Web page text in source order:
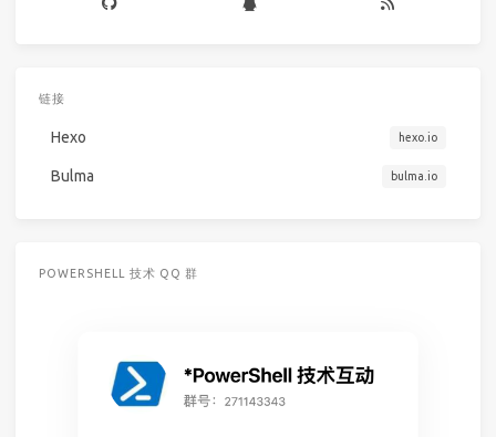
链接
Hexo hexo.io
Bulma bulma.io
POWERSHELL 技术 QQ 群